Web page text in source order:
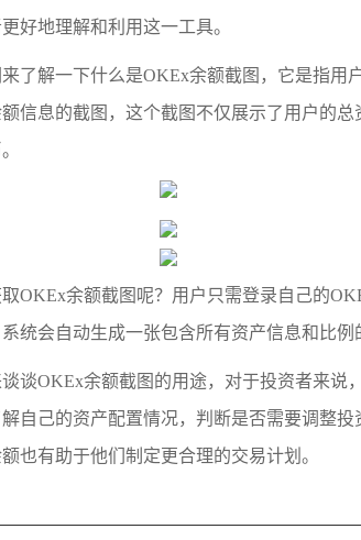
好地理解和利用这一工具。
了解一下什么是OKEx余额截图，它是指用
信息的截图，这个截图不仅展示了用户的
OKEx余额截图呢？用户只需登录自己的
统会自动生成一张包含所有资产信息和比例
谈OKEx余额截图的用途，对于投资者来说
自己的资产配置情况，判断是否需要调整
也有助于他们制定更合理的交易计划。